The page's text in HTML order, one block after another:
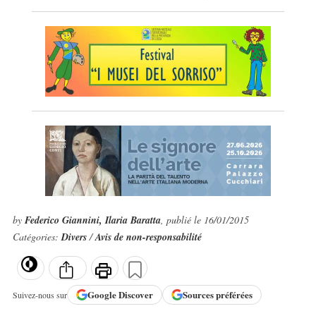
by Federico Giannini, Ilaria Baratta, publié le 16/01/2015
Catégories:Divers/Avis de non-responsabilité
Suivez-nous sur GoogleDiscover Sources préférées